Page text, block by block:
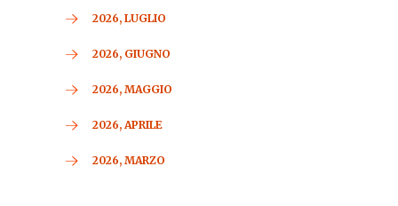
2026, LUGLIO
2026, GIUGNO
2026, MAGGIO
2026, APRILE
2026, MARZO